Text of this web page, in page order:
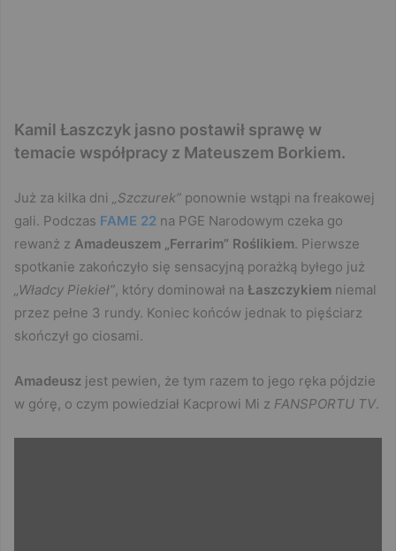
Kamil Łaszczyk jasno postawił sprawę w
temacie współpracy z Mateuszem Borkiem.
Już za kilka dni „Szczurek” ponownie wstąpi na freakowej
gali. Podczas FAME 22 na PGE Narodowym czeka go
rewanż z Amadeuszem „Ferrarim” Roślikiem. Pierwsze
spotkanie zakończyło się sensacyjną porażką byłego już
„Władcy Piekieł”, który dominował na Łaszczykiem niemal
przez pełne 3 rundy. Koniec końców jednak to pięściarz
skończył go ciosami.
Amadeusz jest pewien, że tym razem to jego ręka pójdzie
w górę, o czym powiedział Kacprowi Mi z FANSPORTU TV.